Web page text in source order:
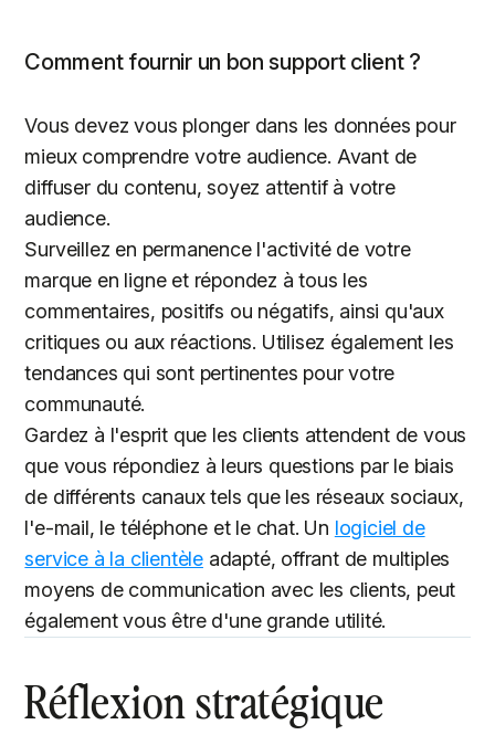
Comment fournir un bon support client ?
Vous devez vous plonger dans les données pour
mieux comprendre votre audience. Avant de
diffuser du contenu, soyez attentif à votre
audience.
Surveillez en permanence l'activité de votre
marque en ligne et répondez à tous les
commentaires, positifs ou négatifs, ainsi qu'aux
critiques ou aux réactions. Utilisez également les
tendances qui sont pertinentes pour votre
communauté.
Gardez à l'esprit que les clients attendent de vous
que vous répondiez à leurs questions par le biais
de différents canaux tels que les réseaux sociaux,
l'e-mail, le téléphone et le chat. Un logiciel de
service à la clientèle adapté, offrant de multiples
moyens de communication avec les clients, peut
également vous être d'une grande utilité.
Réflexion stratégique